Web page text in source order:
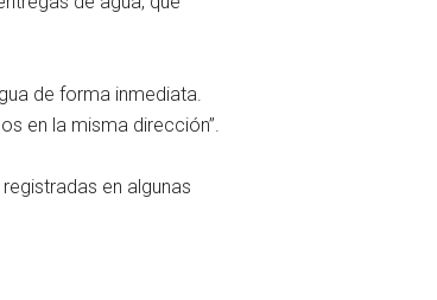
de forma inmediata.
en la misma dirección”.
en algunas